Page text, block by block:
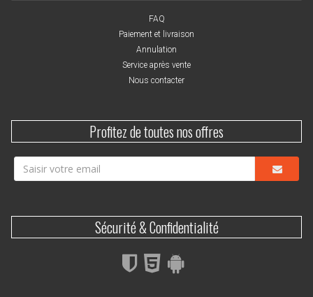
FAQ
Paiement et livraison
Annulation
Service après vente
Nous contacter
Profitez de toutes nos offres
Sécurité & Confidentialité